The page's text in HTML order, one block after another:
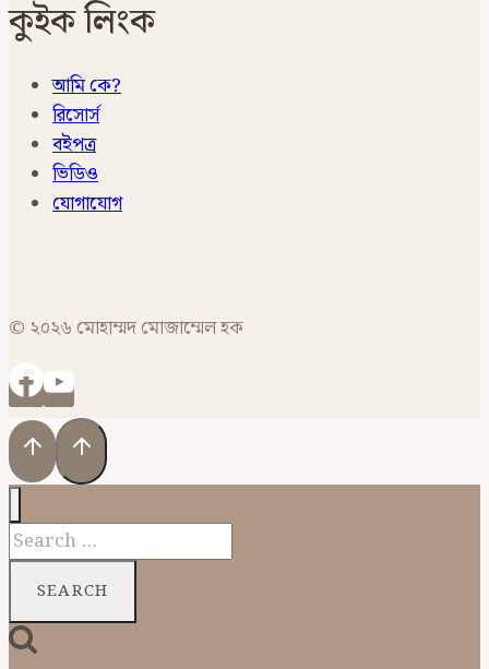
কুইক লিংক
আমি কে?
রিসোর্স
বইপত্র
ভিডিও
যোগাযোগ
© ২০২৬ মোহাম্মদ মোজাম্মেল হক
Search
for: